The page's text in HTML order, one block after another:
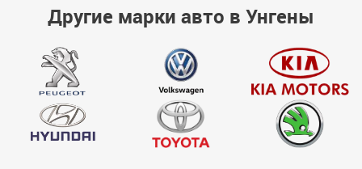
Другие марки авто в Унгены